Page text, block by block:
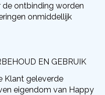
ontbinding worden
onmiddellijk
EN GEBRUIK
Klant geleverde
eigendom van Happy